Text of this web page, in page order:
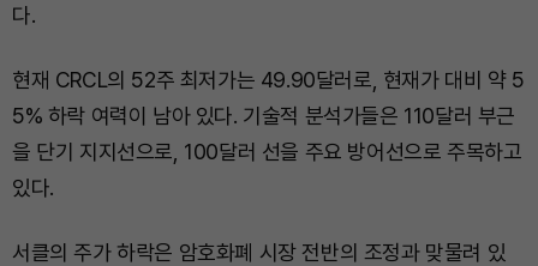
다.
현재 CRCL의 52주 최저가는 49.90달러로, 현재가 대비 약 5
5% 하락 여력이 남아 있다. 기술적 분석가들은 110달러 부근
을 단기 지지선으로, 100달러 선을 주요 방어선으로 주목하고
있다.
서클의 주가 하락은 암호화폐 시장 전반의 조정과 맞물려 있